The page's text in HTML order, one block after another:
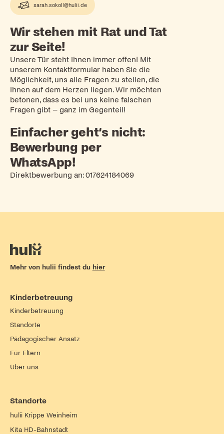
sarah.sokoll@hulii.de
Wir stehen mit Rat und Tat
zur Seite!
Unsere Tür steht Ihnen immer offen! Mit
unserem Kontaktformular haben Sie die
Möglichkeit, uns alle Fragen zu stellen, die
Ihnen auf dem Herzen liegen. Wir möchten
betonen, dass es bei uns keine falschen
Fragen gibt – ganz im Gegenteil!
Einfacher geht‘s nicht:
Bewerbung per
WhatsApp!
Direktbewerbung an:017624184069
Mehr von hulii findest du hier
Kinderbetreuung
Kinderbetreuung
Standorte
Pädagogischer Ansatz
Für Eltern
Über uns
Standorte
hulii Krippe Weinheim
Kita HD-Bahnstadt